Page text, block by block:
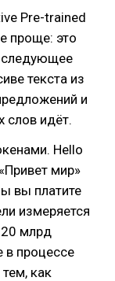
Pre-trained
проще: это
следующее
текста из
и
слов идёт.
Hello
мир»
вы платите
измеряется
млрд
в процессе
как